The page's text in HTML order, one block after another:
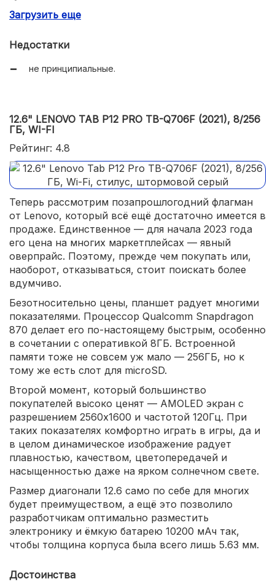
OLED экран;
Загрузить еще
Недостатки
не принципиальные.
12.6" LENOVO TAB P12 PRO TB-Q706F (2021), 8/256
ГБ, WI-FI
Рейтинг: 4.8
Теперь рассмотрим позапрошлогодний флагман
от Lenovo, который всё ещё достаточно имеется в
продаже. Единственное — для начала 2023 года
его цена на многих маркетплейсах — явный
оверпрайс. Поэтому, прежде чем покупать или,
наоборот, отказываться, стоит поискать более
вдумчиво.
Безотносительно цены, планшет радует многими
показателями. Процессор Qualcomm Snapdragon
870 делает его по-настоящему быстрым, особенно
в сочетании с оперативкой 8ГБ. Встроенной
памяти тоже не совсем уж мало — 256ГБ, но к
тому же есть слот для microSD.
Второй момент, который большинство
покупателей высоко ценят — AMOLED экран с
разрешением 2560x1600 и частотой 120Гц. При
таких показателях комфортно играть в игры, да и
в целом динамическое изображение радует
плавностью, качеством, цветопередачей и
насыщенностью даже на ярком солнечном свете.
Размер диагонали 12.6 само по себе для многих
будет преимуществом, а ещё это позволило
разработчикам оптимально разместить
электронику и ёмкую батарею 10200 мАч так,
чтобы толщина корпуса была всего лишь 5.63 мм.
Достоинства